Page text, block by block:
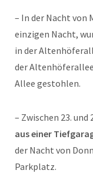
– In der Nacht von
einzigen Nacht,
in der
der
Allee gestohlen.
– Zwischen 23.
aus einer
der Nacht von
Parkplatz.